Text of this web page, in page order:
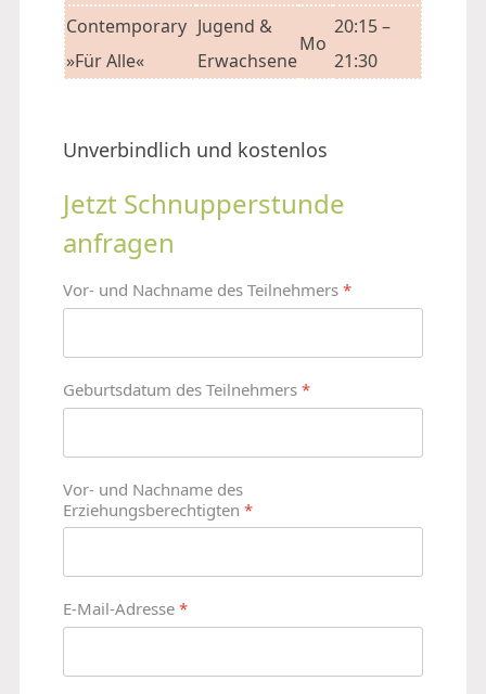
Contemporary
»Für Alle«
Jugend &
Erwachsene
Mo
20:15 –
21:30
Unverbindlich und kostenlos
Jetzt Schnupperstunde
anfragen
Vor- und Nachname des Teilnehmers *
Geburtsdatum des Teilnehmers *
Vor- und Nachname des
Erziehungsberechtigten *
E-Mail-Adresse *